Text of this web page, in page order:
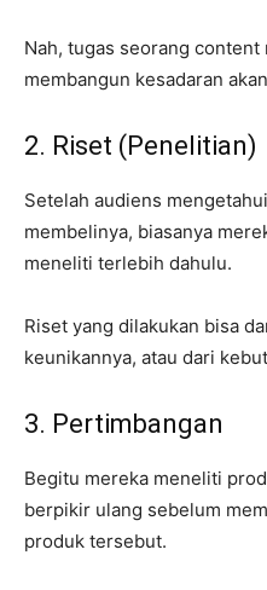
Nah, tugas seorang
membangun kesadaran
2. Riset (Penelitian)
Setelah audiens
membelinya, biasanya
meneliti terlebih dahulu.
Riset yang dilakukan bisa
keunikannya, atau dari
3. Pertimbangan
Begitu mereka meneliti
berpikir ulang sebelum
produk tersebut.